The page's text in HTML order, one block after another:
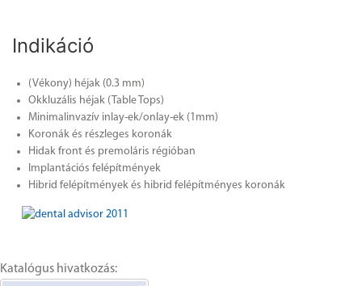
Indikáció
(Vékony) héjak (0.3 mm)
Okkluzális héjak (Table Tops)
Minimalinvazív inlay-ek/onlay-ek (1mm)
Koronák és részleges koronák
Hidak front és premoláris régióban
Implantációs felépítmények
Hibrid felépítmények és hibrid felépítményes koronák
Katalógus hivatkozás: